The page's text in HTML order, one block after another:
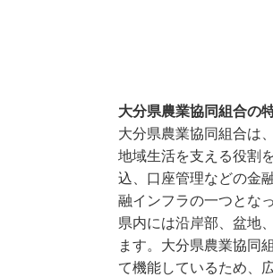
大分県農業協同組合の
大分県農業協同組合は
地域生活を支える役割
込、口座管理などの金
融インフラの一つとな
県内には沿岸部、盆地
ます。大分県農業協同
て機能しているため、